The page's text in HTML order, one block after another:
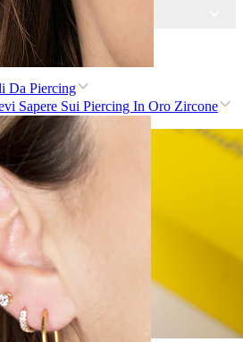
Da Piercing
Sapere Sui Piercing In Oro Zircone